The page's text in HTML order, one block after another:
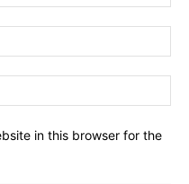
in this browser for the